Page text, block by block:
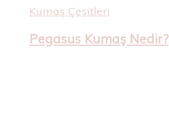
Kumaş Çeşitleri
Pegasus Kumaş Nedir?